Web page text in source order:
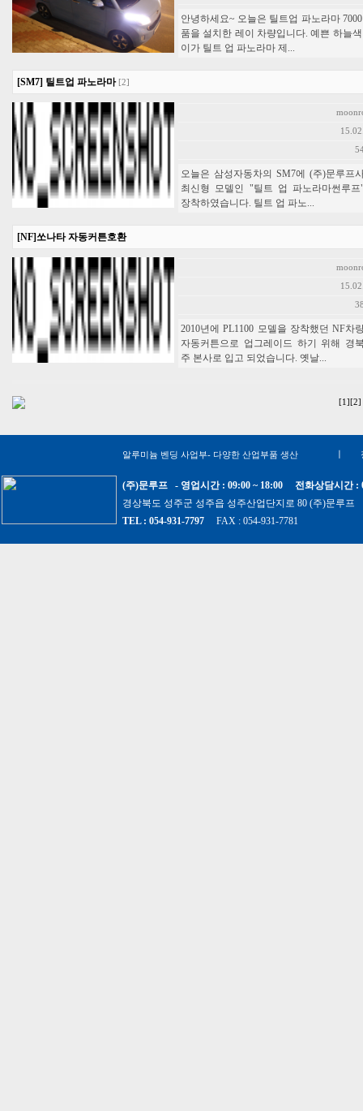
안녕하세요~ 오늘은 틸트업 파노라마
품을 설치한 레이 차량입니다. 예쁜 하늘
이가 틸트 업 파노라마 제...
[SM7] 틸트업 파노라마 [2]
오늘은 삼성자동차의 SM7에 (주)문루프
최신형 모델인 "틸트 업 파노라마썬루프
장착하였습니다. 틸트 업 파노...
[NF]쏘나타 자동커튼호환
2010년에 PL1100 모델을 장착했던 NF차
자동커튼으로 업그레이드 하기 위해 경
주 본사로 입고 되었습니다. 옛날...
[1] [2]
알루미늄 벤딩 사업부- 다양한 산업부품 생산
(주)문루프 - 영업시간 : 09:00 ~ 18:00 전화상담시간 :
경상북도 성주군 성주읍 성주산업단지로 80 (주)문루
TEL : 054-931-7797 FAX : 054-931-7781